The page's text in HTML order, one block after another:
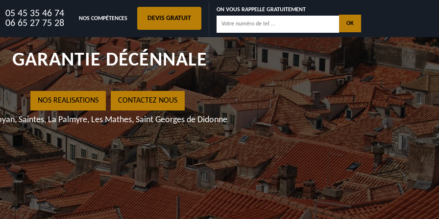
05 45 35 46 74
06 65 27 75 28
NOS COMPÉTENCES DEVIS GRATUIT
ON VOUS RAPPELLE GRATUITEMENT
DE CONAC 17150 AVEC
GARANTIE DÉCÉNNALE
NOS REALISATIONS CONTACTEZ NOUS
Royan, Saintes, La Palmyre, Les Mathes, Saint Georges de